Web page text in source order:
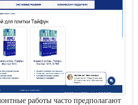
работы часто предполагают